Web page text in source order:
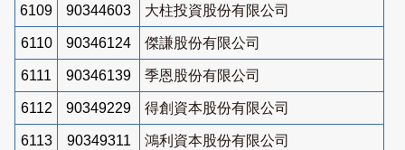
6109 90344603 大柱投資股份有限公司
6110 90346124 傑謙股份有限公司
6111 90346139 季恩股份有限公司
6112 90349229 得創資本股份有限公司
6113 90349311 鴻利資本股份有限公司